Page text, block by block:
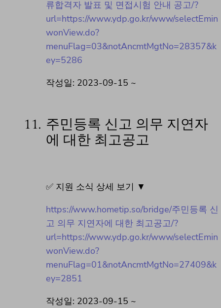
류합격자 발표 및 면접시험 안내 공고/?
url=https://www.ydp.go.kr/www/selectEmin
wonView.do?
menuFlag=03&notAncmtMgtNo=28357&k
ey=5286
작성일: 2023-09-15 ~
11. 주민등록 신고 의무 지연자
에 대한 최고공고
✅ 지원 소식 상세 보기 ▼
https://www.hometip.so/bridge/주민등록 신
고 의무 지연자에 대한 최고공고/?
url=https://www.ydp.go.kr/www/selectEmin
wonView.do?
menuFlag=01&notAncmtMgtNo=27409&k
ey=2851
작성일: 2023-09-15 ~